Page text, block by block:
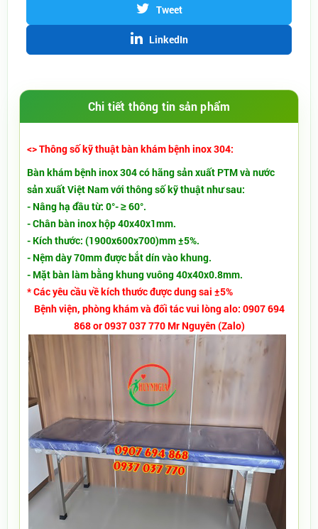
Tweet
LinkedIn
Chi tiết thông tin sản phẩm
<> Thông số kỹ thuật bàn khám bệnh inox 304:
Bàn khám bệnh inox 304 có hãng sản xuất PTM và nước
sản xuất Việt Nam với thông số kỹ thuật như sau:
- Nâng hạ đầu từ: 0°- ≥ 60°.
- Chân bàn inox hộp 40x40x1mm.
- Kích thước: (1900x600x700)mm ±5%.
- Nệm dày 70mm được bắt dín vào khung.
- Mặt bàn làm bằng khung vuông 40x40x0.8mm.
* Các yêu cầu về kích thước được dung sai ±5%
Bệnh viện, phòng khám và đối tác vui lòng alo: 0907 694
868 or 0937 037 770 Mr Nguyên (Zalo)